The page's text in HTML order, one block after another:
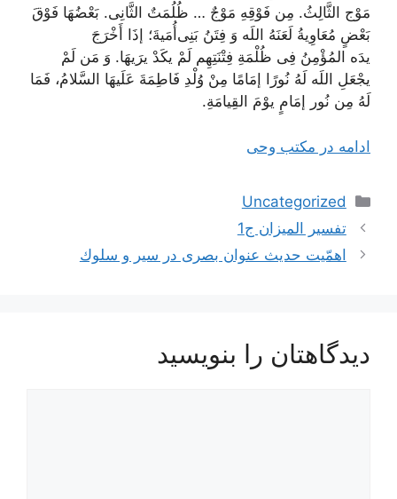
مَوْج لثَّالِثُ. مِن فَوْقِهِ مَوْجٌ … ظُلُمَتٌ الثَّانِى. بَعْضُهَا فَوْقَ
بَعْضٍ مُعَاوِیةُ لَعَنَهُ اللَه وَ فِتَنُ بَنِى‌أُمَیةَ؛ إذَا أَخْرَجَ
يدَه المُؤْمِنُ فِى ظُلْمَةِ فِتْنَتِهِم لَمْ يكَدْ يرَيهَا. وَ مَن لَمْ
يجْعَلِ اللَه لَهُ نُورًا
إمَامًا مِنْ وُلْدِ فَاطِمَةَ عَلَیهَا السَّلامُ، فَمَا
لَهُ مِن نُور
إمَامٍ یوْمَ القِیامَةِ.
ادامه در مکتب وحی
دسته‌ها
Uncategorized
ناوبری
نوشته‌ها
تفسير الميزان ج1
اهمّیت حدیث عنوان بصرى در سیر و سلوك
دیدگاهتان را بنویسید